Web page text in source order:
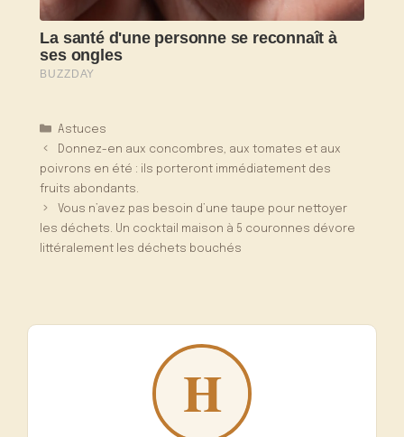
Catégories
Astuces
Donnez-en aux concombres, aux tomates et aux
poivrons en été : ils porteront immédiatement des
fruits abondants.
Vous n’avez pas besoin d’une taupe pour nettoyer
les déchets. Un cocktail maison à 5 couronnes dévore
littéralement les déchets bouchés